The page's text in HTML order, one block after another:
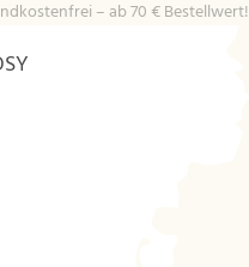
– ab 70 € Bestellwert!